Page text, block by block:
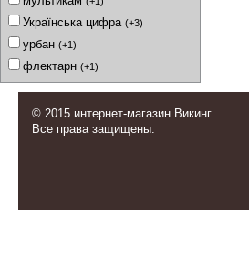
Українська цифра (+3)
урбан (+1)
флектарн (+1)
© 2015 интернет-магазин Викинг.
Все права защищены.